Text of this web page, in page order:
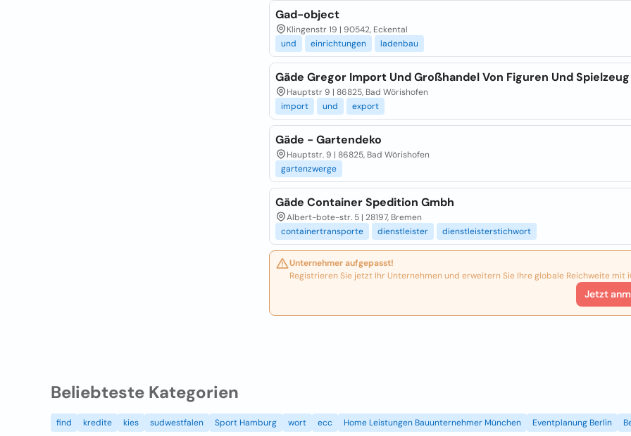
Gad-object
Klingenstr 19 | 90542, Eckental
und
einrichtungen ladenbau
Gäde Gregor Import Und Großhandel Von Figuren Und Spielzeug
Hauptstr 9 | 86825, Bad Wörishofen
import
und export
Gäde - Gartendeko
Hauptstr. 9 | 86825, Bad Wörishofen
gartenzwerge
Gäde Container Spedition Gmbh
Albert-bote-str. 5 | 28197, Bremen
containertransporte
dienstleister dienstleisterstichwort
Unternehmer aufgepasst!
Registrieren Sie jetzt Ihr Unternehmen und erweitern Sie Ihre globale Reichweite mit
Jetzt
Beliebteste Kategorien
find kredite kies sudwestfalen Sport Hamburg wort ecc Home Leistungen Bauunternehmer München Eventplanung Berlin